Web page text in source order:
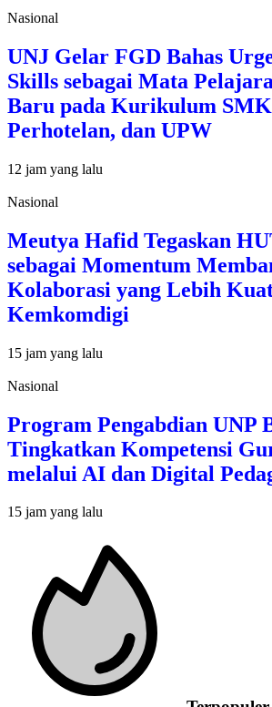
Nasional
UNJ Gelar FGD Bahas
Skills sebagai Mata
Baru pada Kurikulum
Perhotelan, dan UPW
12 jam yang lalu
Nasional
Meutya Hafid Tegaskan
sebagai Momentum
Kolaborasi yang Lebih
Kemkomdigi
15 jam yang lalu
Nasional
Program Pengabdian UNP
Tingkatkan Kompetensi
melalui AI dan Digital
15 jam yang lalu